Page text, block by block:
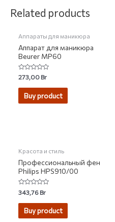
Related products
Аппараты для маникюра
Аппарат для маникюра
Beurer MP60
Rated
0
out
273,00Br
Buy product
Красота и стиль
Профессиональный фен
Philips HPS910/00
Rated
0
out
343,76Br
Buy product